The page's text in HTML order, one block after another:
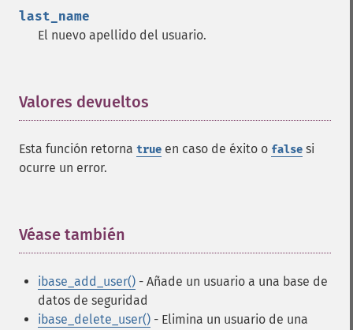
last_name
El nuevo apellido del usuario.
Valores devueltos
Esta función retorna true en caso de éxito o false si
ocurre un error.
Véase también
ibase_add_user() - Añade un usuario a una base de
datos de seguridad
ibase_delete_user() - Elimina un usuario de una